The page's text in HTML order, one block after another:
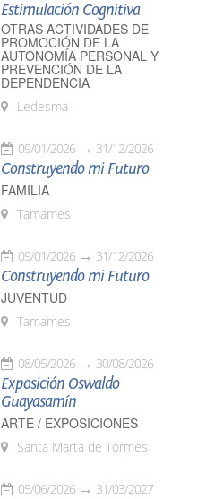
Estimulación Cognitiva
OTRAS ACTIVIDADES DE
PROMOCIÓN DE LA
AUTONOMÍA PERSONAL Y
PREVENCIÓN DE LA
DEPENDENCIA
Ledesma
09/01/2026 31/12/2026
Construyendo mi Futuro
FAMILIA
Tamames
09/01/2026 31/12/2026
Construyendo mi Futuro
JUVENTUD
Tamames
08/05/2026 30/08/2026
Exposición Oswaldo
Guayasamín
ARTE / EXPOSICIONES
Santa Marta de Tormes
05/06/2026 31/03/2027